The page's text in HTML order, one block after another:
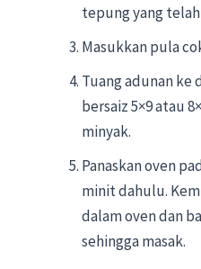
tepung yang
Masukkan pula
Tuang adunan ke
bersaiz 5×9 atau
minyak.
Panaskan oven
minit dahulu.
dalam oven dan
sehingga masak.